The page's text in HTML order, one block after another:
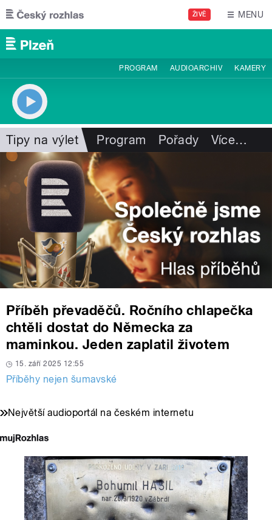
Přejít k hlavnímu obsahu
ŽIVĚ MENU
PROGRAM AUDIOARCHIV KAMERY
Tipy na výlet Program Pořady Více…
Příběh převaděčů. Ročního chlapečka
chtěli dostat do Německa za
maminkou. Jeden zaplatil životem
15. září 2025 12:55
Příběhy nejen šumavské
Největší audioportál na českém internetu